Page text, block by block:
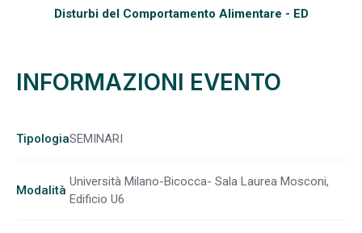
Disturbi del Comportamento Alimentare - ED
INFORMAZIONI EVENTO
TipologiaSEMINARI
Modalità
Università Milano-Bicocca- Sala Laurea Mosconi,
Edificio U6